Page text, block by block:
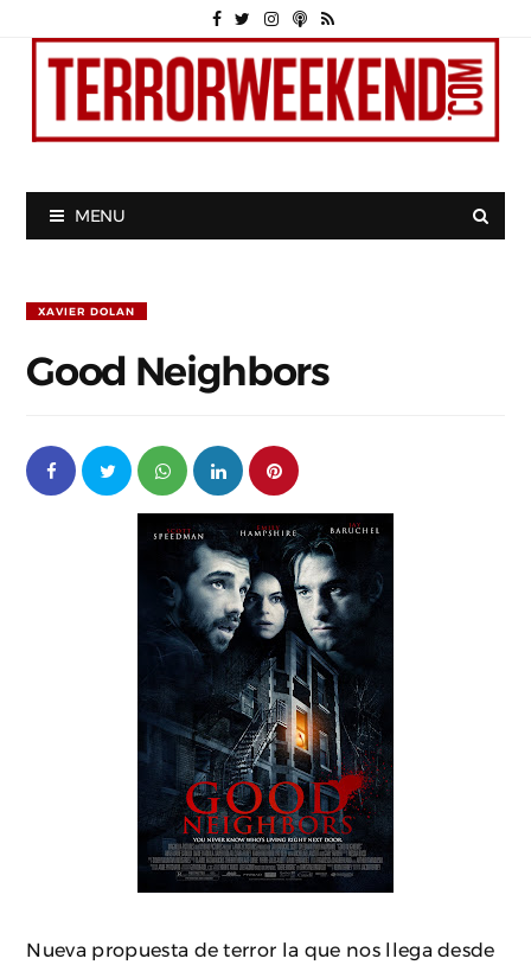
MENU
XAVIER DOLAN
Good Neighbors
Nueva propuesta de terror la que nos llega desde